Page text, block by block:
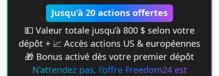
Jusqu’à 20 actions offertes
💵 Valeur totale jusqu’à 800 $ selon votre
dépôt + 📈 Accès actions US & européennes
🎁 Bonus activé dès votre premier dépôt
N’attendez pas, l’offre Freedom24 est